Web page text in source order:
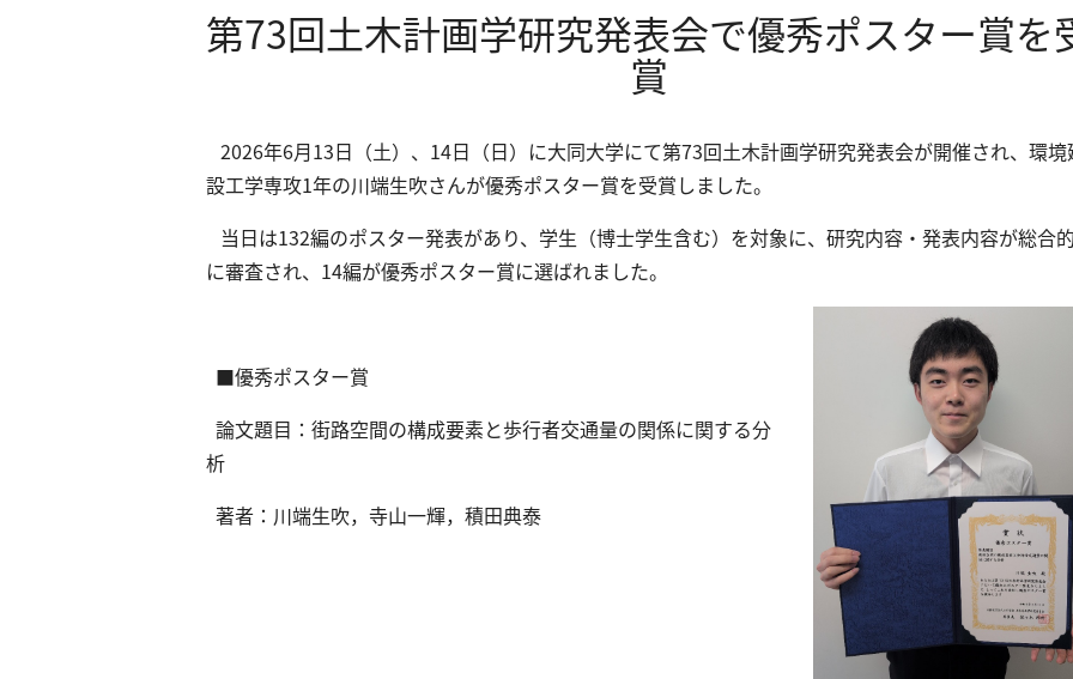
第73回土木計画学研究発表会で優秀ポスター賞を
賞
2026年6月13日（土）、14日（日）に大同大学にて第73回土木計画学研究発表会が開催され、環境
設工学専攻1年の川端生吹さんが優秀ポスター賞を受賞しました。
当日は132編のポスター発表があり、学生（博士学生含む）を対象に、研究内容・発表内容が総合
に審査され、14編が優秀ポスター賞に選ばれました。
■優秀ポスター賞
論文題目：街路空間の構成要素と歩行者交通量の関係に関する分
析
著者：川端生吹，寺山一輝，積田典泰